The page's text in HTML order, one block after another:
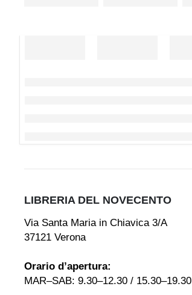
LIBRERIA DEL NOVECENTO
Via Santa Maria in Chiavica 3/A
37121 Verona
Orario d’apertura:
MAR–SAB: 9.30–12.30 / 15.30–19.30